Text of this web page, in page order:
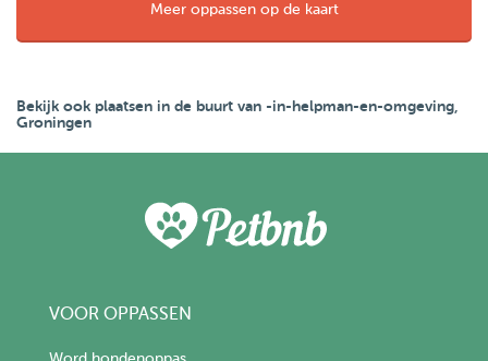
Meer oppassen op de kaart
Bekijk ook plaatsen in de buurt van -in-helpman-en-omgeving,
Groningen
VOOR OPPASSEN